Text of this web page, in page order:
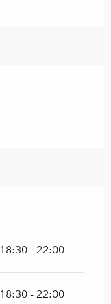
18:30 - 22:00
18:30 - 22:00